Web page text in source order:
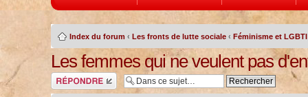
Index du forum ‹ Les fronts de lutte sociale ‹ Féminisme et LGBTI
Les femmes qui ne veulent pas
Répondre